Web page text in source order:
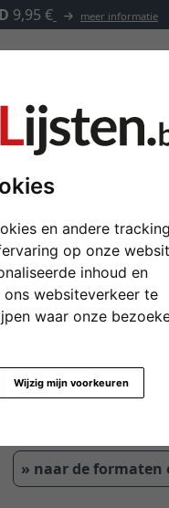
en andere
op onze
inhoud en
websiteverkeer te
waar onze
Wijzig mijn voorkeuren
9,95 € meer informatie
Toebehoren
Baklijst Soller
formaat
kleur
» naar de formaten